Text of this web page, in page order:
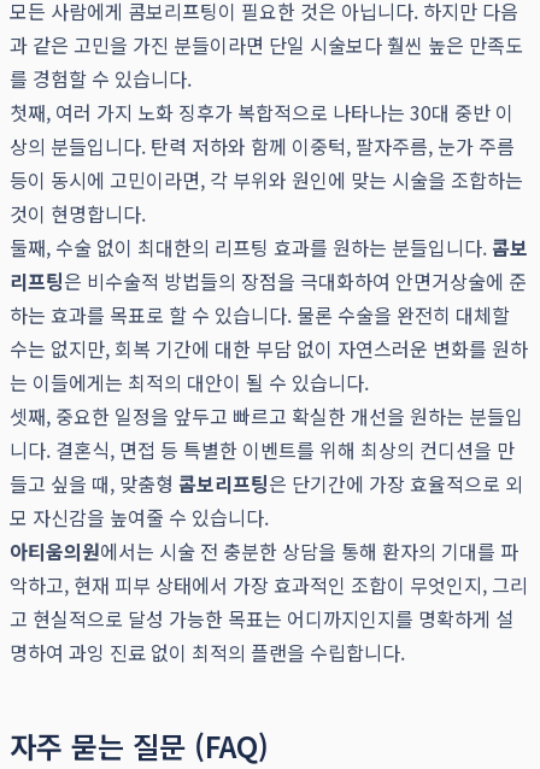
모든 사람에게 콤보리프팅이 필요한 것은 아닙니다. 하지만 다음
과 같은 고민을 가진 분들이라면 단일 시술보다 훨씬 높은 만족도
를 경험할 수 있습니다.
첫째, 여러 가지 노화 징후가 복합적으로 나타나는 30대 중반 이
상의 분들입니다. 탄력 저하와 함께 이중턱, 팔자주름, 눈가 주름
등이 동시에 고민이라면, 각 부위와 원인에 맞는 시술을 조합하는
것이 현명합니다.
둘째, 수술 없이 최대한의 리프팅 효과를 원하는 분들입니다. 콤보
리프팅은 비수술적 방법들의 장점을 극대화하여 안면거상술에 준
하는 효과를 목표로 할 수 있습니다. 물론 수술을 완전히 대체할
수는 없지만, 회복 기간에 대한 부담 없이 자연스러운 변화를 원하
는 이들에게는 최적의 대안이 될 수 있습니다.
셋째, 중요한 일정을 앞두고 빠르고 확실한 개선을 원하는 분들입
니다. 결혼식, 면접 등 특별한 이벤트를 위해 최상의 컨디션을 만
들고 싶을 때, 맞춤형 콤보리프팅은 단기간에 가장 효율적으로 외
모 자신감을 높여줄 수 있습니다.
아티움의원에서는 시술 전 충분한 상담을 통해 환자의 기대를 파
악하고, 현재 피부 상태에서 가장 효과적인 조합이 무엇인지, 그리
고 현실적으로 달성 가능한 목표는 어디까지인지를 명확하게 설
명하여 과잉 진료 없이 최적의 플랜을 수립합니다.
자주 묻는 질문 (FAQ)